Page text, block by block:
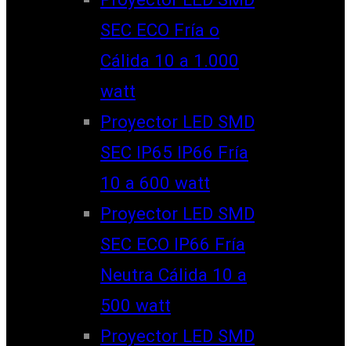
SEC ECO Fría o
Cálida 10 a 1.000
watt
Proyector LED SMD
SEC IP65 IP66 Fría
10 a 600 watt
Proyector LED SMD
SEC ECO IP66 Fría
Neutra Cálida 10 a
500 watt
Proyector LED SMD